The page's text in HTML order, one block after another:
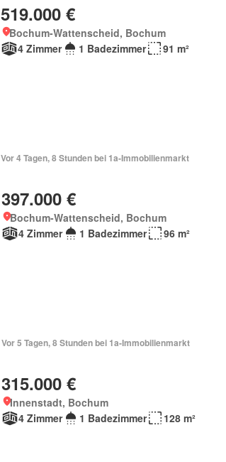
519.000 €
Bochum-Wattenscheid, Bochum
4 Zimmer
1 Badezimmer 91 m²
Vor 4 Tagen, 8 Stunden bei 1a-Immobilienmarkt
397.000 €
Bochum-Wattenscheid, Bochum
4 Zimmer
1 Badezimmer 96 m²
Vor 5 Tagen, 8 Stunden bei 1a-Immobilienmarkt
315.000 €
Innenstadt, Bochum
4 Zimmer
1 Badezimmer 128 m²